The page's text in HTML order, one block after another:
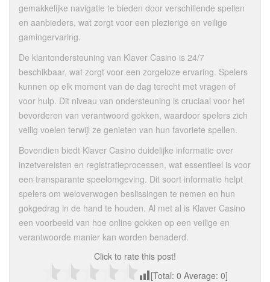
gemakkelijke navigatie te bieden door verschillende spellen
en aanbieders, wat zorgt voor een plezierige en veilige
gamingervaring.
De klantondersteuning van Klaver Casino is 24/7
beschikbaar, wat zorgt voor een zorgeloze ervaring. Spelers
kunnen op elk moment van de dag terecht met vragen of
voor hulp. Dit niveau van ondersteuning is cruciaal voor het
bevorderen van verantwoord gokken, waardoor spelers zich
veilig voelen terwijl ze genieten van hun favoriete spellen.
Bovendien biedt Klaver Casino duidelijke informatie over
inzetvereisten en registratieprocessen, wat essentieel is voor
een transparante speelomgeving. Dit soort informatie helpt
spelers om weloverwogen beslissingen te nemen en hun
gokgedrag in de hand te houden. Al met al is Klaver Casino
een voorbeeld van hoe online gokken op een veilige en
verantwoorde manier kan worden benaderd.
Click to rate this post!
[Total: 0 Average: 0]